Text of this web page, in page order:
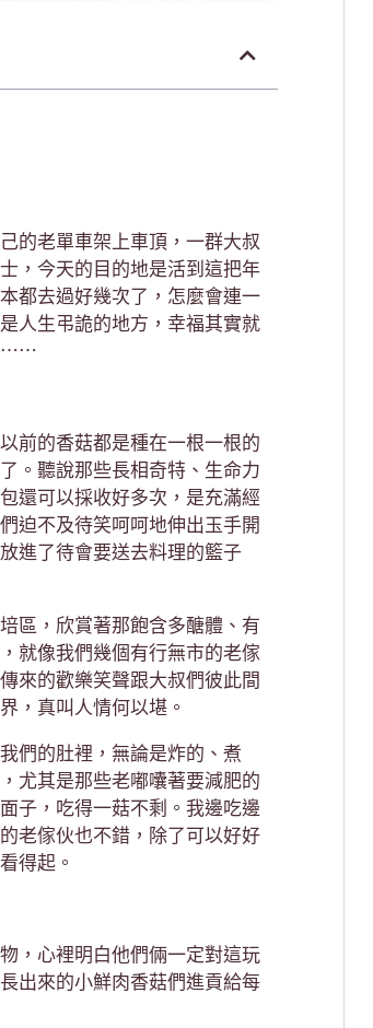
的老單車架上車頂，一群大叔
，今天的目的地是活到這把年
都去過好幾次了，怎麼會連一
人生弔詭的地方，幸福其實就
⋯⋯
前的香菇都是種在一根一根的
。聽說那些長相奇特、生命力
還可以採收好多次，是充滿經
迫不及待笑呵呵地伸出玉手開
進了待會要送去料理的籃子
區，欣賞著那飽含多醣體、有
就像我們幾個有行無市的老傢
來的歡樂笑聲跟大叔們彼此間
，真叫人情何以堪。
們的肚裡，無論是炸的、煮
尤其是那些老嘟囔著要減肥的
子，吃得一菇不剩。我邊吃邊
老傢伙也不錯，除了可以好好
得起。
，心裡明白他們倆一定對這玩
出來的小鮮肉香菇們進貢給每